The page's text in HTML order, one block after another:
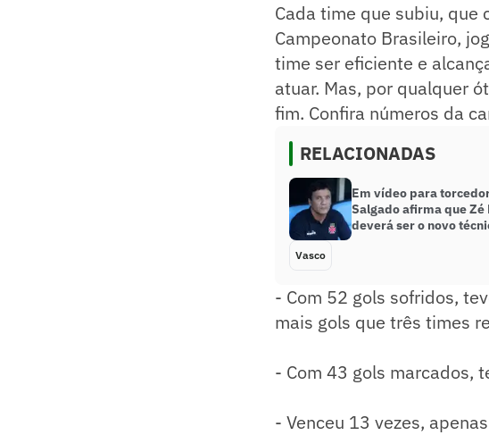
Cada time que subiu, que
Campeonato Brasileiro,
time ser eficiente e
atuar. Mas, por qualquer
fim. Confira números da
RELACIONADAS
Em vídeo para
Salgado afirma que Zé
deverá ser o novo
Vasco
- Com 52 gols sofridos,
mais gols que três times
- Com 43 gols marcados,
- Venceu 13 vezes,